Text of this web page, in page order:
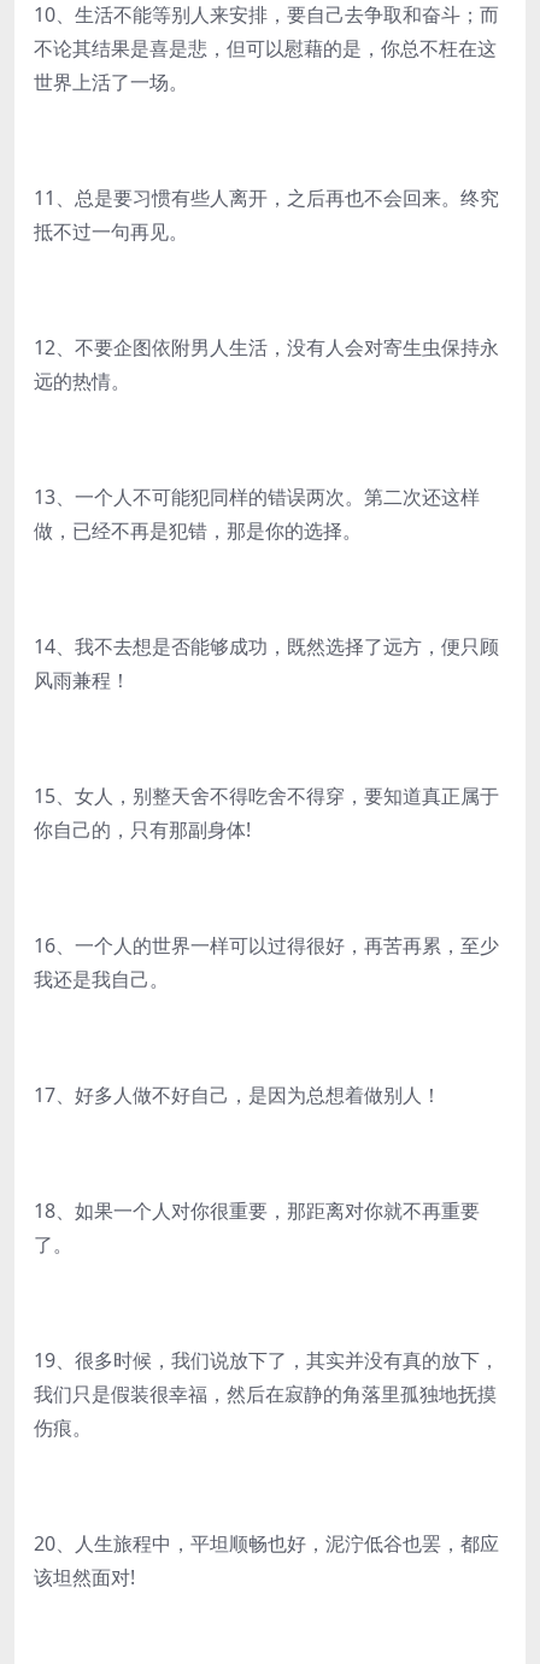
10、生活不能等别人来安排，要自己去争取和奋斗；而
不论其结果是喜是悲，但可以慰藉的是，你总不枉在这
世界上活了一场。
11、总是要习惯有些人离开，之后再也不会回来。终究
抵不过一句再见。
12、不要企图依附男人生活，没有人会对寄生虫保持永
远的热情。
13、一个人不可能犯同样的错误两次。第二次还这样
做，已经不再是犯错，那是你的选择。
14、我不去想是否能够成功，既然选择了远方，便只顾
风雨兼程！
15、女人，别整天舍不得吃舍不得穿，要知道真正属于
你自己的，只有那副身体!
16、一个人的世界一样可以过得很好，再苦再累，至少
我还是我自己。
17、好多人做不好自己，是因为总想着做别人！
18、如果一个人对你很重要，那距离对你就不再重要
了。
19、很多时候，我们说放下了，其实并没有真的放下，
我们只是假装很幸福，然后在寂静的角落里孤独地抚摸
伤痕。
20、人生旅程中，平坦顺畅也好，泥泞低谷也罢，都应
该坦然面对!